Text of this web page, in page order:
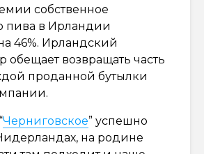
собственное
пива в Ирландии
46%. Ирландский
обещает возвращать часть
проданной бутылки
Черниговское” успешно
на родине